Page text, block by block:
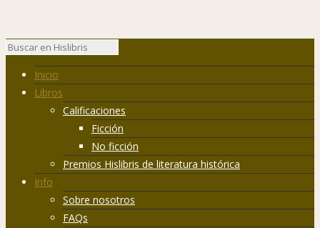
Inicio
Libros
Calificaciones
Ficción
No ficción
Premios Hislibris de literatura histórica
Info
Sobre nosotros
FAQs